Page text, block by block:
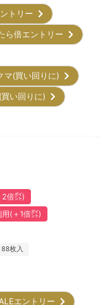
ントリー
ら倍エントリー
マ(買い回りに)
買い回りに)
2倍㌽)
(＋1倍㌽)
88枚入
エントリー